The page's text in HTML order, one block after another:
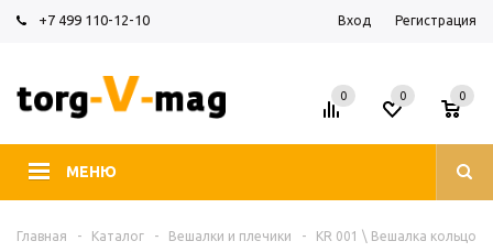
+7 499 110-12-10 Вход Регистрация
МЕНЮ
0 0
0
Главная - Каталог - Вешалки и плечики -
KR 001 \ Вешалка кольцо